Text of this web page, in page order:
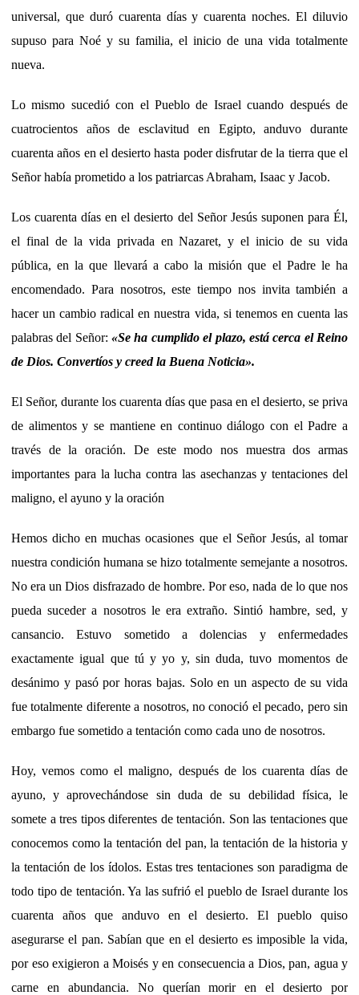
universal, que duró cuarenta días y cuarenta noches. El diluvio
supuso para Noé y su familia, el inicio de una vida totalmente
nueva.
Lo mismo sucedió con el Pueblo de Israel cuando después de
cuatrocientos años de esclavitud en Egipto, anduvo durante
cuarenta años en el desierto hasta poder disfrutar de la tierra que el
Señor había prometido a los patriarcas Abraham, Isaac y Jacob.
Los cuarenta días en el desierto del Señor Jesús suponen para Él,
el final de la vida privada en Nazaret, y el inicio de su vida
pública, en la que llevará a cabo la misión que el Padre le ha
encomendado. Para nosotros, este tiempo nos invita también a
hacer un cambio radical en nuestra vida, si tenemos en cuenta las
palabras del Señor:«Se ha cumplido el plazo, está cerca el Reino
de Dios. Convertíos y creed la Buena Noticia».
El Señor, durante los cuarenta días que pasa en el desierto, se priva
de alimentos y se mantiene en continuo diálogo con el Padre a
través de la oración. De este modo nos muestra dos armas
importantes para la lucha contra las asechanzas y tentaciones del
maligno, el ayuno y la oración
Hemos dicho en muchas ocasiones que el Señor Jesús, al tomar
nuestra condición humana se hizo totalmente semejante a nosotros.
No era un Dios disfrazado de hombre. Por eso, nada de lo que nos
pueda suceder a nosotros le era extraño. Sintió hambre, sed, y
cansancio. Estuvo sometido a dolencias y enfermedades
exactamente igual que tú y yo y, sin duda, tuvo momentos de
desánimo y pasó por horas bajas. Solo en un aspecto de su vida
fue totalmente diferente a nosotros, no conoció el pecado, pero sin
embargo fue sometido a tentación como cada uno de nosotros.
Hoy, vemos como el maligno, después de los cuarenta días de
ayuno, y aprovechándose sin duda de su debilidad física, le
somete a tres tipos diferentes de tentación. Son las tentaciones que
conocemos como la tentación del pan, la tentación de la historia y
la tentación de los ídolos. Estas tres tentaciones son paradigma de
todo tipo de tentación. Ya las sufrió el pueblo de Israel durante los
cuarenta años que anduvo en el desierto. El pueblo quiso
asegurarse el pan. Sabían que en el desierto es imposible la vida,
por eso exigieron a Moisés y en consecuencia a Dios, pan, agua y
carne en abundancia. No querían morir en el desierto por